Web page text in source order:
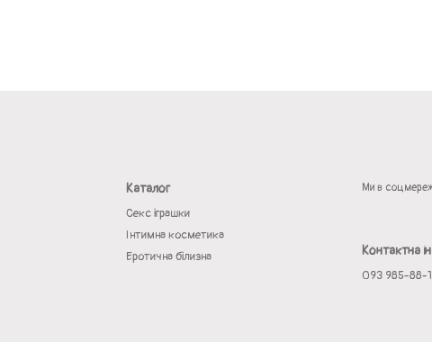
Каталог
Секс іграшки
Інтимна косметика
Еротична білизна
Ми в
Контактна
093 985-88-